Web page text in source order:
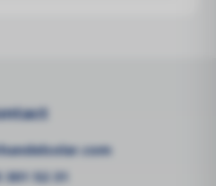
301 52 31